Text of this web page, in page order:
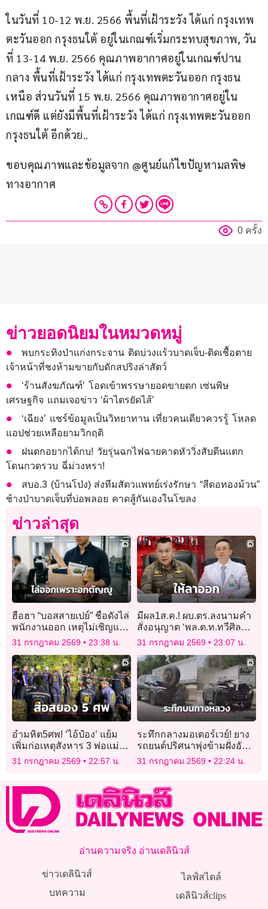
ในวันที่ 10-12 พ.ย. 2566 พื้นที่เฝ้าระวัง ได้แก่ กรุงเทพ
ตะวันออก กรุงธนใต้ อยู่ในเกณฑ์เริ่มกระทบสุขภาพ, วัน
ที่ 13-14 พ.ย. 2566 คุณภาพอากาศอยู่ในเกณฑ์ปาน
กลาง พื้นที่เฝ้าระวัง ได้แก่ กรุงเทพตะวันออก กรุงธน
เหนือ ส่วนวันที่ 15 พ.ย. 2566 คุณภาพอากาศอยู่ใน
เกณฑ์ดี แต่ยังมีพื้นที่เฝ้าระวัง ได้แก่ กรุงเทพตะวันออก
กรุงธนใต้ อีกด้วย..
ขอบคุณภาพและข้อมูลจาก @ศูนย์แก้ไขปัญหามลพิษ
ทางอากาศ
0 ครั้ง
ข่าวยอดนิยมในหมวดหมู่
พบกระทิงป่าแก่งกระจาน ติดบ่วงแร้วบาดเจ็บ-ติดเชื้อตาย
เจ้าหน้าที่ชงห้ามขายกับดักสปริงล่าสัตว์
‘ร้านสังฆภัณฑ์’ โอดเข้าพรรษายอดขายตก เซ่นพิษ
เศรษฐกิจ แถมเจอข่าว ‘ผ้าไตรยัดไส้’
‘เฉียง’ แชร์ข้อมูลเป็นวิทยาทาน เที่ยวคนเดียวควรรู้ โหลด
แอปช่วยเหลือยามวิกฤติ
ฝนตกอยากไต้กบ! วัยรุ่นฉกไฟฉายคาดหัววิ่งสับตีนแตก
โดนกวดรวบ ฉี่ม่วงหรา!
สบอ.3 (บ้านโป่ง) ส่งทีมสัตวแพทย์เร่งรักษา “สีดอทองม้วน”
ช้างป่าบาดเจ็บที่บ่อพลอย คาดสู้กันเองในโขลง
ข่าวล่าสุด
ฮือฮา “บอสสายเปย์” ชื่อดังไล่
พนักงานออก เหตุไม่เชิญแม่
มางานแต่งเพราะอายหน้าตา
31 กรกฎาคม 2569 23:38 น.
มีผล1ส.ค.! ผบ.ตร.ลงนามคำ
สั่งอนุญาต ‘พล.ต.ท.ทวีศิลป์’
ลาออกจากราชการ
31 กรกฎาคม 2569 23:07 น.
อำมหิต5ศพ! ‘ไอ้ป๋อง’ แย้ม
เพิ่มก่อเหตุสังหาร 3 พ่อแม่ลูก
ฝังอำพรางใกล้พี่น้องรัสเซีย
31 กรกฎาคม 2569 22:57 น.
ระทึกกลางมอเตอร์เวย์! ยาง
รถยนต์ปริศนาพุ่งข้ามฝั่งอัด
กระจกหน้ารถเอสยูวีพังยับ
31 กรกฎาคม 2569 22:24 น.
อ่านความจริง อ่านเดลินิวส์
ข่าวเดลินิวส์
บทความ
ไลฟ์สไตล์
เดลินิวส์clips